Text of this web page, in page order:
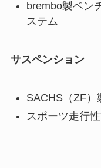
brembo製ベン
ステム
サスペンション
SACHS（ZF）
スポーツ走行